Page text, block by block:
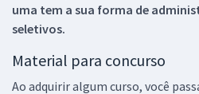
uma tem a sua forma de
seletivos.
Material para concurso
Ao adquirir algum curso, você